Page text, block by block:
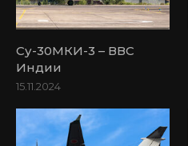
Су-30МКИ-3 – ВВС
Индии
15.11.2024